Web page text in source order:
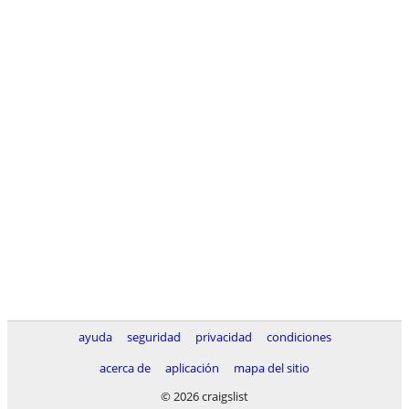
ayuda seguridad privacidad
condiciones
acerca de
aplicación
mapa del sitio
© 2026 craigslist